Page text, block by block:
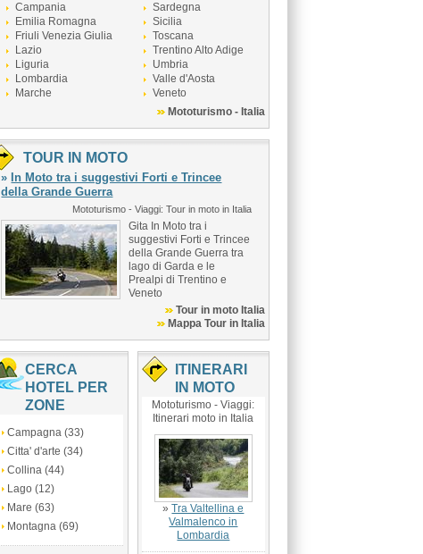
Campania
Emilia Romagna
Friuli Venezia Giulia
Lazio
Liguria
Lombardia
Marche
Sardegna
Sicilia
Toscana
Trentino Alto Adige
Umbria
Valle d'Aosta
Veneto
Mototurismo - Italia
TOUR IN MOTO
» In Moto tra i suggestivi Forti e Trincee
della Grande Guerra
Mototurismo - Viaggi: Tour in moto in Italia
Gita In Moto tra i
suggestivi Forti e Trincee
della Grande Guerra tra
lago di Garda e le
Prealpi di Trentino e
Veneto
Tour in moto Italia
Mappa Tour in Italia
CERCA
HOTEL PER
ZONE
Campagna (33)
Citta' d'arte (34)
Collina (44)
Lago (12)
Mare (63)
Montagna (69)
ITINERARI
IN MOTO
Mototurismo - Viaggi:
Itinerari moto in Italia
»Tra Valtellina e
Valmalenco in
Lombardia